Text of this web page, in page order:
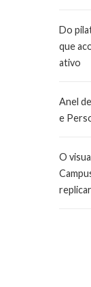
Do
que
ativo
Anel
e
O
replicar